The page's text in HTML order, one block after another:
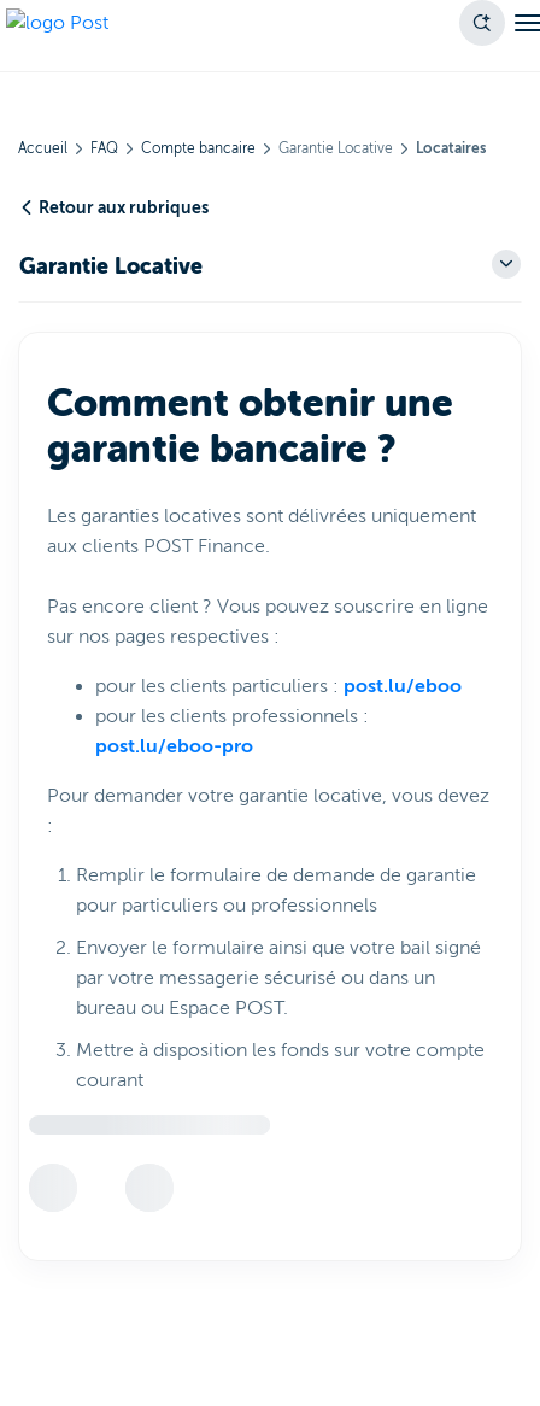
Accueil FAQ Compte bancaire Garantie Locative Locataires
Retour aux rubriques
Garantie Locative
Comment obtenir une
garantie bancaire ?
Les garanties locatives sont délivrées uniquement
aux clients POST Finance.
Pas encore client ? Vous pouvez souscrire en ligne
sur nos pages respectives :
pour les clients particuliers : post.lu/eboo
pour les clients professionnels :
post.lu/eboo-pro
Pour demander votre garantie locative, vous devez
:
Remplir le formulaire de demande de garantie
pour particuliers ou professionnels
Envoyer le formulaire ainsi que votre bail signé
par votre messagerie sécurisé ou dans un
bureau ou Espace POST.
Mettre à disposition les fonds sur votre compte
courant